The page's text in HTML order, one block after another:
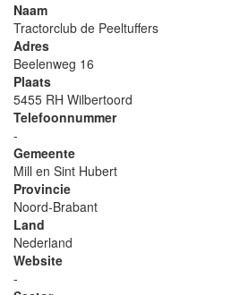
Naam
Tractorclub de Peeltuffers
Adres
Beelenweg 16
Plaats
5455 RH Wilbertoord
Telefoonnummer
-
Gemeente
Mill en Sint Hubert
Provincie
Noord-Brabant
Land
Nederland
Website
-